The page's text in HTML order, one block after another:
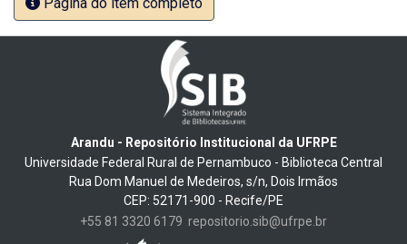
Arandu - Repositório Institucional da UFRPE
Universidade Federal Rural de Pernambuco - Biblioteca Central
Rua Dom Manuel de Medeiros, s/n, Dois Irmãos
CEP: 52171-900 - Recife/PE
+55 81 3320 6179 repositorio.sib@ufrpe.br